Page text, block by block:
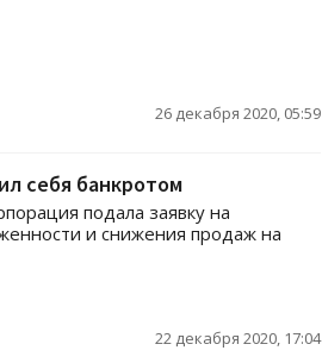
26 декабря 2020, 05:59
себя банкротом
подала заявку на
и снижения продаж на
22 декабря 2020, 17:04